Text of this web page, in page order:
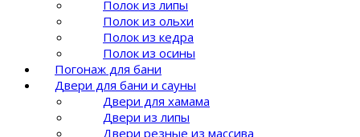
Полок из липы
Полок из ольхи
Полок из кедра
Полок из осины
Погонаж для бани
Двери для бани и сауны
Двери для хамама
Двери из липы
Двери резные из массива